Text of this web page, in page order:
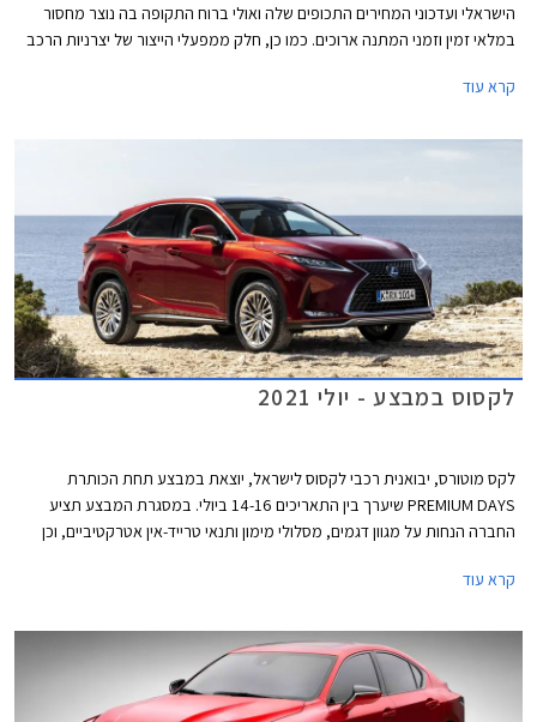
הישראלי ועדכוני המחירים התכופים שלה ואולי ברוח התקופה בה נוצר מחסור
במלאי זמין וזמני המתנה ארוכים. כמו כן, חלק ממפעלי הייצור של יצרניות הרכב
קרא עוד
לקסוס במבצע - יולי 2021
לקס מוטורס, יבואנית רכבי לקסוס לישראל, יוצאת במבצע תחת הכותרת
PREMIUM DAYS שיערך בין התאריכים 14-16 ביולי. במסגרת המבצע תציע
החברה הנחות על מגוון דגמים, מסלולי מימון ותנאי טרייד-אין אטרקטיביים, וכן
קרא עוד